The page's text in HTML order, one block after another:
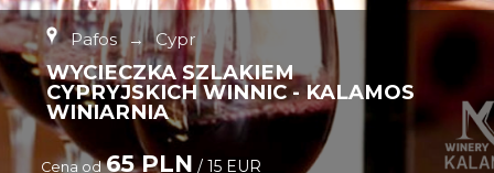
Pafos → Cypr
WYCIECZKA SZLAKIEM
CYPRYJSKICH WINNIC - KALAMOS
WINIARNIA
Cena od 65 PLN / 15 EUR